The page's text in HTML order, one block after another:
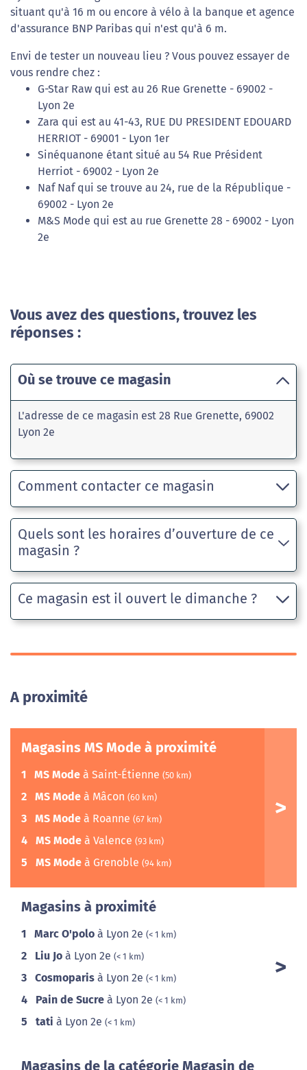
situant qu'à 16 m ou encore à vélo à la banque et agence
d'assurance BNP Paribas qui n'est qu'à 6 m.
Envi de tester un nouveau lieu ? Vous pouvez essayer de
vous rendre chez :
G-Star Raw qui est au 26 Rue Grenette - 69002 -
Lyon 2e
Zara qui est au 41-43, RUE DU PRESIDENT EDOUARD
HERRIOT - 69001 - Lyon 1er
Sinéquanone étant situé au 54 Rue Président
Herriot - 69002 - Lyon 2e
Naf Naf qui se trouve au 24, rue de la République -
69002 - Lyon 2e
M&S Mode qui est au rue Grenette 28 - 69002 - Lyon
2e
Vous avez des questions, trouvez les
réponses :
Où se trouve ce magasin
L'adresse de ce magasin est 28 Rue Grenette, 69002
Lyon 2e
Comment contacter ce magasin
Quels sont les horaires d’ouverture de ce
magasin ?
Ce magasin est il ouvert le dimanche ?
A proximité
Magasins MS Mode à proximité
1 MS Mode à Saint-Étienne (50 km)
2 MS Mode à Mâcon (60 km)
3 MS Mode à Roanne (67 km)
4 MS Mode à Valence (93 km)
5 MS Mode à Grenoble (94 km)
Magasins à proximité
1 Marc O'polo à Lyon 2e (< 1 km)
2 Liu Jo à Lyon 2e (< 1 km)
3 Cosmoparis à Lyon 2e (< 1 km)
4 Pain de Sucre à Lyon 2e (< 1 km)
5 tati à Lyon 2e (< 1 km)
Magasins de la catégorie Magasin de